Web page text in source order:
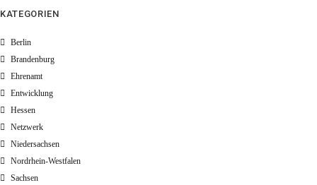
KATEGORIEN
Berlin
Brandenburg
Ehrenamt
Entwicklung
Hessen
Netzwerk
Niedersachsen
Nordrhein-Westfalen
Sachsen